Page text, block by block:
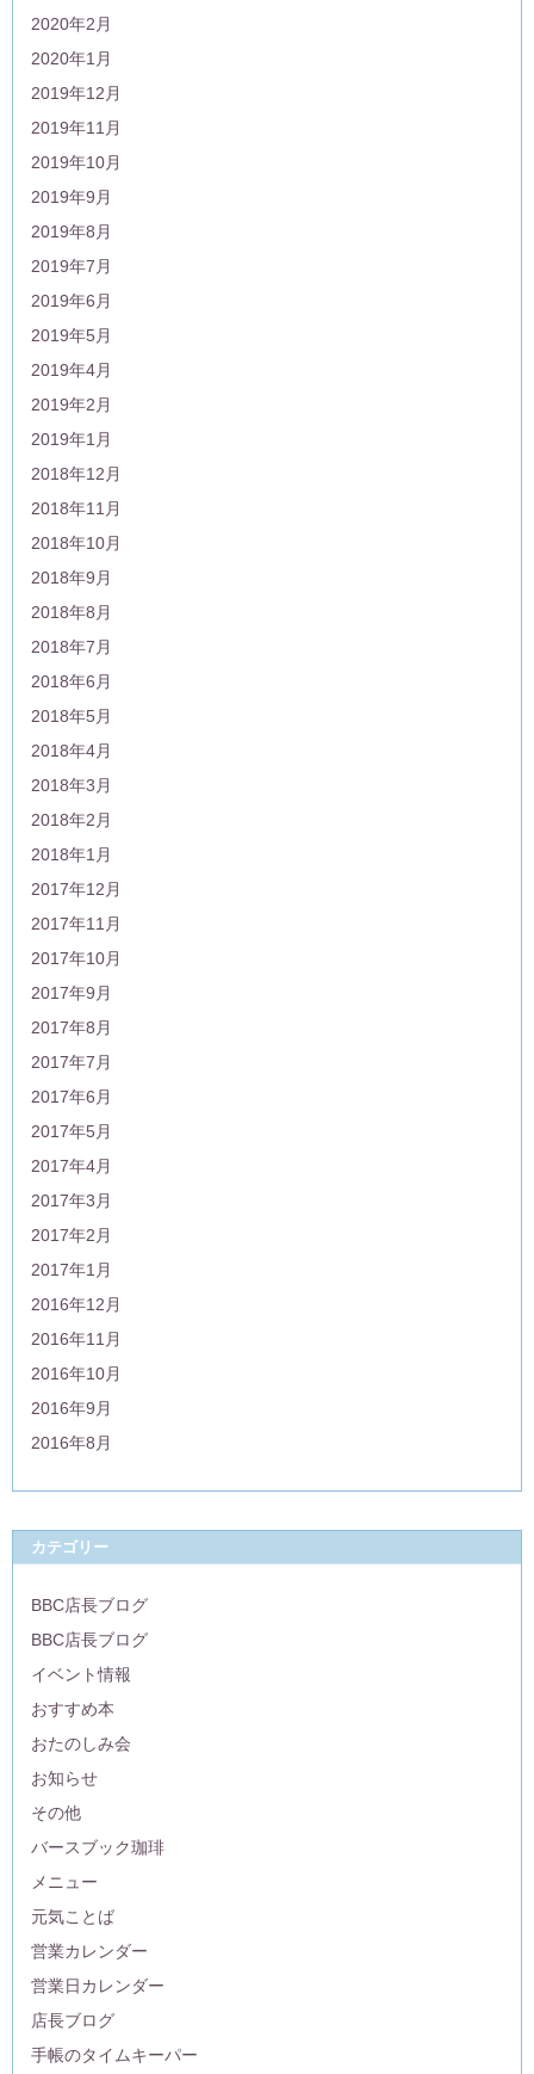
2020年2月
2020年1月
2019年12月
2019年11月
2019年10月
2019年9月
2019年8月
2019年7月
2019年6月
2019年5月
2019年4月
2019年2月
2019年1月
2018年12月
2018年11月
2018年10月
2018年9月
2018年8月
2018年7月
2018年6月
2018年5月
2018年4月
2018年3月
2018年2月
2018年1月
2017年12月
2017年11月
2017年10月
2017年9月
2017年8月
2017年7月
2017年6月
2017年5月
2017年4月
2017年3月
2017年2月
2017年1月
2016年12月
2016年11月
2016年10月
2016年9月
2016年8月
カテゴリー
BBC店長ブログ
BBC店長ブログ
イベント情報
おすすめ本
おたのしみ会
お知らせ
その他
バースブック珈琲
メニュー
元気ことば
営業カレンダー
営業日カレンダー
店長ブログ
手帳のタイムキーパー